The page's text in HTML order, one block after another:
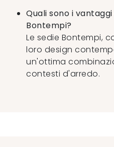
Quali sono i
Bontempi?
Le sedie Bontempi,
loro design
un'ottima
contesti d'arredo.